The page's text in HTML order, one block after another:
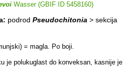
Wasser (GBIF ID 5458160)
podrod Pseudochitonia > sekcija
= magla. Po boji.
je polukuglast do konveksan, kasnije je